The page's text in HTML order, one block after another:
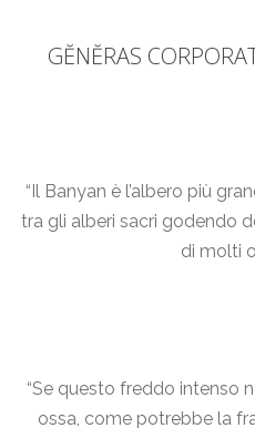
GĔNĔRAS
“Il Banyan è l’albero più
tra gli alberi sacri godendo
di molti
“Se questo freddo intenso
ossa, come potrebbe la